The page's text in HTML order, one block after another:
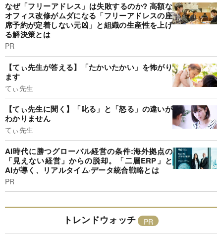
なぜ「フリーアドレス」は失敗するのか? 高額な
オフィス改修がムダになる「フリーアドレスの座
席予約が定着しない元凶」と組織の生産性を上げ
る解決策とは
PR
【てぃ先生が答える】「たかいたかい」を怖がり
ます
てぃ先生
【てぃ先生に聞く】「叱る」と「怒る」の違いが
わかりません
てぃ先生
AI時代に勝つグローバル経営の条件:海外拠点の
「見えない経営」からの脱却。「二層ERP」と
AIが導く、リアルタイム·データ統合戦略とは
PR
トレンドウォッチ